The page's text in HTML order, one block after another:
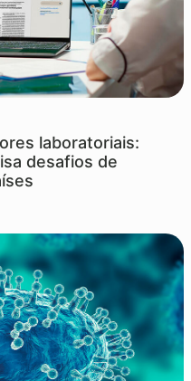
laboratoriais:
desafios de